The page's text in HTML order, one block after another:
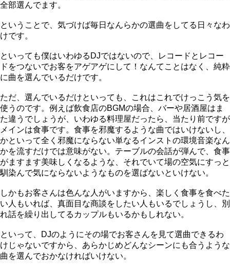
全部選んでます。
ということで、気づけば毎日なんらかの選曲をしてる日々なわ
けです。
といっても僕はいわゆるDJではないので、レコードとレコー
ドをつないでお客をアゲアゲにして！なんてことはなく、純粋
に曲を選んでいるだけです。
ただ、選んでいるだけといっても、これはこれでけっこう気を
使うのです。例えば飲食店のBGMの場合、バーや居酒屋はま
た違うでしょうが、いわゆる料理屋だったら、当たり前ですが
メインは食事です。食事を邪魔するような曲ではいけないし、
かといって全く邪魔にならない単なるインストの環境音楽なん
かを流すだけでは意味がない。テーブルの会話が弾んで、食事
がますます美味しくなるような、それでいて場の空気にすっと
馴染んで気にならないようなものを選ばないといけない。
しかもお客さんは色んな人がいますから、楽しく食事を食べた
い人もいれば、真面目な商談をしたい人もいるでしょうし、別
れ話を繰り出してるカップルもいるかもしれない。
といって、DJのようにその場でお客さんを見て選曲できるわ
けじゃないですから、あらかじめどんなシーンにも合うような
曲を選んでおかなければいけない。